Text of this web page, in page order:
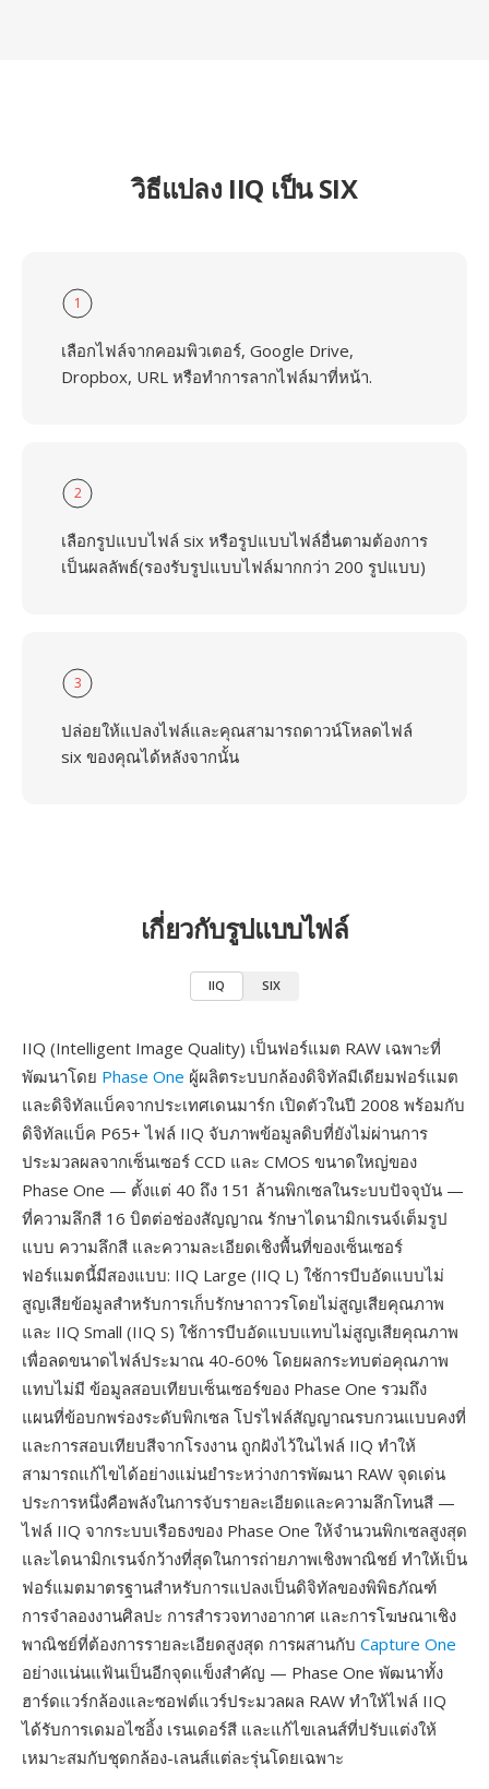
วิธีแปลง IIQ เป็น SIX
1
เลือกไฟล์จากคอมพิวเตอร์, Google Drive,
Dropbox, URL หรือทำการลากไฟล์มาที่หน้า.
2
เลือกรูปแบบไฟล์ six หรือรูปแบบไฟล์อื่นตามต้องการ
เป็นผลลัพธ์(รองรับรูปแบบไฟล์มากกว่า 200 รูปแบบ)
3
ปล่อยให้แปลงไฟล์และคุณสามารถดาวน์โหลดไฟล์
six ของคุณได้หลังจากนั้น
เกี่ยวกับรูปแบบไฟล์
IIQ SIX
IIQ (Intelligent Image Quality) เป็นฟอร์แมต RAW เฉพาะที่
พัฒนาโดย Phase One ผู้ผลิตระบบกล้องดิจิทัลมีเดียมฟอร์แมต
และดิจิทัลแบ็คจากประเทศเดนมาร์ก เปิดตัวในปี 2008 พร้อมกับ
ดิจิทัลแบ็ค P65+ ไฟล์ IIQ จับภาพข้อมูลดิบที่ยังไม่ผ่านการ
ประมวลผลจากเซ็นเซอร์ CCD และ CMOS ขนาดใหญ่ของ
Phase One — ตั้งแต่ 40 ถึง 151 ล้านพิกเซลในระบบปัจจุบัน —
ที่ความลึกสี 16 บิตต่อช่องสัญญาณ รักษาไดนามิกเรนจ์เต็มรูป
แบบ ความลึกสี และความละเอียดเชิงพื้นที่ของเซ็นเซอร์
ฟอร์แมตนี้มีสองแบบ: IIQ Large (IIQ L) ใช้การบีบอัดแบบไม่
สูญเสียข้อมูลสำหรับการเก็บรักษาถาวรโดยไม่สูญเสียคุณภาพ
และ IIQ Small (IIQ S) ใช้การบีบอัดแบบแทบไม่สูญเสียคุณภาพ
เพื่อลดขนาดไฟล์ประมาณ 40-60% โดยผลกระทบต่อคุณภาพ
แทบไม่มี ข้อมูลสอบเทียบเซ็นเซอร์ของ Phase One รวมถึง
แผนที่ข้อบกพร่องระดับพิกเซล โปรไฟล์สัญญาณรบกวนแบบคงที่
และการสอบเทียบสีจากโรงงาน ถูกฝังไว้ในไฟล์ IIQ ทำให้
สามารถแก้ไขได้อย่างแม่นยำระหว่างการพัฒนา RAW จุดเด่น
ประการหนึ่งคือพลังในการจับรายละเอียดและความลึกโทนสี —
ไฟล์ IIQ จากระบบเรือธงของ Phase One ให้จำนวนพิกเซลสูงสุด
และไดนามิกเรนจ์กว้างที่สุดในการถ่ายภาพเชิงพาณิชย์ ทำให้เป็น
ฟอร์แมตมาตรฐานสำหรับการแปลงเป็นดิจิทัลของพิพิธภัณฑ์
การจำลองงานศิลปะ การสำรวจทางอากาศ และการโฆษณาเชิง
พาณิชย์ที่ต้องการรายละเอียดสูงสุด การผสานกับ Capture One
อย่างแน่นแฟ้นเป็นอีกจุดแข็งสำคัญ — Phase One พัฒนาทั้ง
ฮาร์ดแวร์กล้องและซอฟต์แวร์ประมวลผล RAW ทำให้ไฟล์ IIQ
ได้รับการเดมอไซอิ้ง เรนเดอร์สี และแก้ไขเลนส์ที่ปรับแต่งให้
เหมาะสมกับชุดกล้อง-เลนส์แต่ละรุ่นโดยเฉพาะ